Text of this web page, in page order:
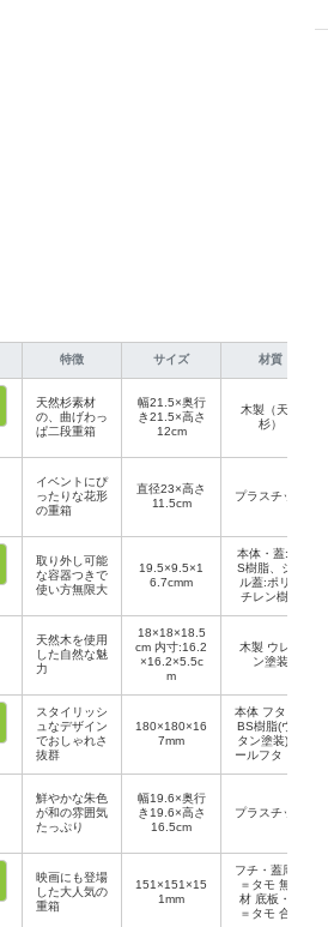
特徴 サイズ 材質
天然杉素材
の、曲げわっ
ぱ二段重箱
幅21.5×奥行
き21.5×高さ
12cm
木製（天然
杉）
イベントにぴ
ったりな花形
の重箱
直径23×高さ
11.5cm
プラスチック
取り外し可能
な容器つきで
使い方無限大
19.5×9.5×1
6.7cmm
本体・蓋:AB
S樹脂、シー
ル蓋:ポリエ
チレン樹脂
天然木を使用
した自然な魅
力
18×18×18.5
cm 内寸:16.2
×16.2×5.5c
m
木製 ウレタ
ン塗装
スタイリッシ
ュなデザイン
でおしゃれさ
抜群
180×180×16
7mm
本体 フタ：A
BS樹脂(ウレ
タン塗装) シ
ールフタ：ポ
鮮やかな朱色
が和の雰囲気
たっぷり
幅19.6×奥行
き19.6×高さ
16.5cm
プラスチック
映画にも登場
した大人気の
重箱
151×151×15
1mm
フチ・蓋周り
＝タモ 無垢
材 底板・蓋
＝タモ 合板